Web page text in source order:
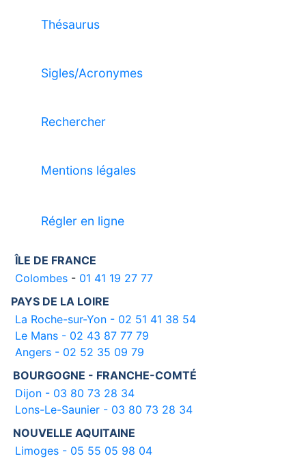
Thésaurus
Sigles/Acronymes
Rechercher
Mentions légales
Régler en ligne
ÎLE DE FRANCE
Colombes - 01 41 19 27 77
PAYS DE LA LOIRE
La Roche-sur-Yon - 02 51 41 38 54
Le Mans - 02 43 87 77 79
Angers - 02 52 35 09 79
BOURGOGNE - FRANCHE-COMTÉ
Dijon - 03 80 73 28 34
Lons-Le-Saunier - 03 80 73 28 34
NOUVELLE AQUITAINE
Limoges - 05 55 05 98 04